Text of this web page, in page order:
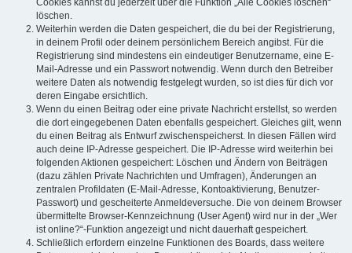
Cookies kannst du jederzeit über die Funktion „Alle Cookies löschen“
löschen.
Weiterhin werden die Daten gespeichert, die du bei der Registrierung,
in deinem Profil oder deinem persönlichem Bereich angibst. Für die
Registrierung sind mindestens ein eindeutiger Benutzername, eine E-
Mail-Adresse und ein Passwort notwendig. Wenn durch den Betreiber
weitere Daten als notwendig festgelegt wurden, so ist dies für dich vor
deren Eingabe ersichtlich.
Wenn du einen Beitrag oder eine private Nachricht erstellst, so werden
die dort eingegebenen Daten ebenfalls gespeichert. Gleiches gilt, wenn
du einen Beitrag als Entwurf zwischenspeicherst. In diesen Fällen wird
auch deine IP-Adresse gespeichert. Die IP-Adresse wird weiterhin bei
folgenden Aktionen gespeichert: Löschen und Ändern von Beiträgen
(dazu zählen Private Nachrichten und Umfragen), Änderungen an
zentralen Profildaten (E-Mail-Adresse, Kontoaktivierung, Benutzer-
Passwort) und gescheiterte Anmeldeversuche. Die von deinem Browser
übermittelte Browser-Kennzeichnung (User Agent) wird nur in der „Wer
ist online?“-Funktion angezeigt und nicht dauerhaft gespeichert.
Schließlich erfordern einzelne Funktionen des Boards, dass weitere